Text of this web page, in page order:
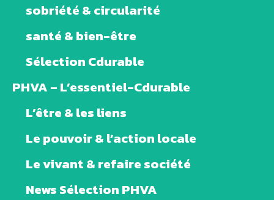
sobriété & circularité
santé & bien-être
Sélection Cdurable
PHVA – L’essentiel-Cdurable
L’être & les liens
Le pouvoir & l’action locale
Le vivant & refaire société
News Sélection PHVA